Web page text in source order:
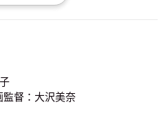
督：大沢美奈